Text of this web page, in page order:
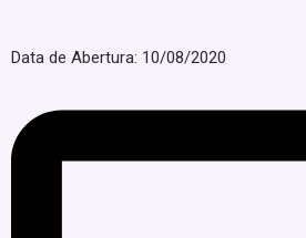
Data de Abertura: 10/08/2020